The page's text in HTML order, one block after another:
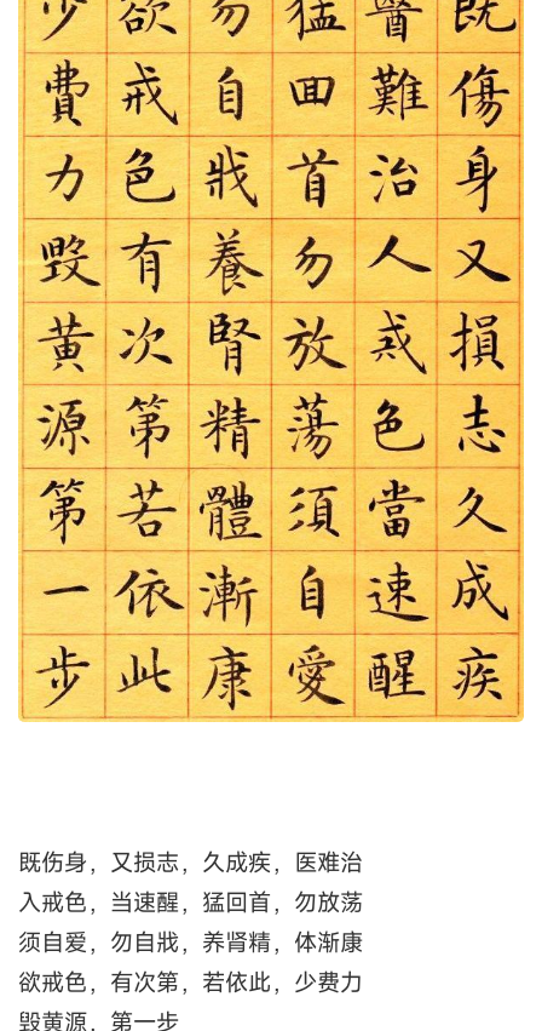
既伤身，又损志，久成疾，医难治
入戒色，当速醒，猛回首，勿放荡
须自爱，勿自戕，养肾精，体渐康
欲戒色，有次第，若依此，少费力
毁黄源，第一步